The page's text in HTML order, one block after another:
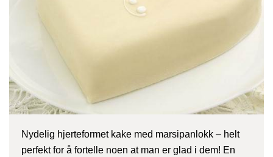
Nydelig hjerteformet kake med marsipanlokk – helt
perfekt for å fortelle noen at man er glad i dem! En